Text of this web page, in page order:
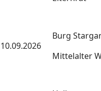
10.09.2026
Burg
Mittelalter